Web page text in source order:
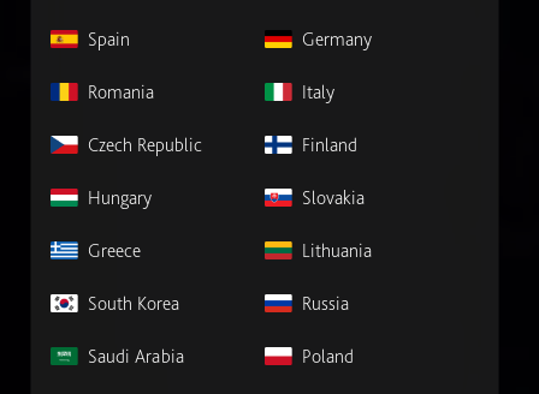
Spain Germany
Romania Italy
Czech Republic Finland
Hungary Slovakia
Greece Lithuania
South Korea Russia
Saudi Arabia Poland